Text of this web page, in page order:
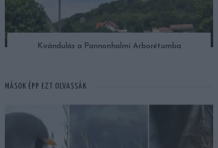
Kirándulás a Pannonhalmi Arborétumba
MÁSOK ÉPP EZT OLVASSÁK